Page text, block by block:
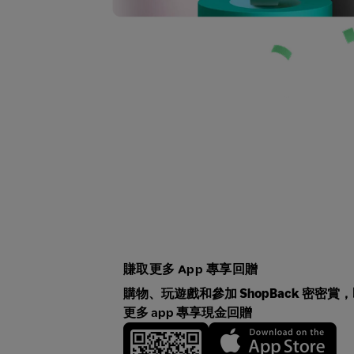
賺取更多 App 專享回贈
購物、玩遊戲和參加 ShopBack 密密賞
更多 app 專享現金回贈